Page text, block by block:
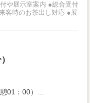
や展示室案内 ●総合受付
客時のお茶出し対応 ●展
01：00）...